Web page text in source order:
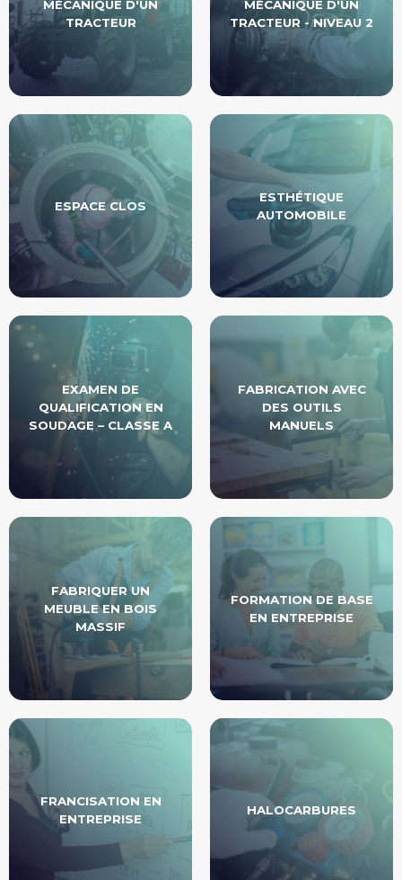
MÉCANIQUE D'UN
TRACTEUR
MÉCANIQUE D'UN
TRACTEUR - NIVEAU 2
ESPACE CLOS
ESTHÉTIQUE
AUTOMOBILE
EXAMEN DE
QUALIFICATION EN
SOUDAGE – CLASSE A
FABRICATION AVEC
DES OUTILS
MANUELS
FABRIQUER UN
MEUBLE EN BOIS
MASSIF
FORMATION DE BASE
EN ENTREPRISE
FRANCISATION EN
ENTREPRISE
HALOCARBURES